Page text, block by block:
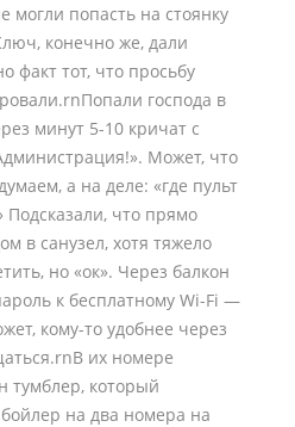
могли попасть на стоянку
конечно же, дали
факт тот, что просьбу
господа в
минут 5-10 кричат с
Может, что
а на деле: «где пульт
Подсказали, что прямо
в санузел, хотя тяжело
но «ок». Через балкон
к бесплатному Wi-Fi —
кому-то удобнее через
их номере
тумблер, который
на два номера на